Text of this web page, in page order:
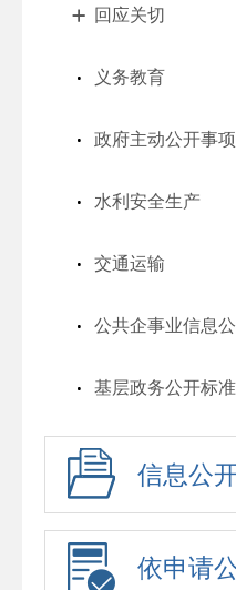
回应关切
义务教育
政府主动公开事
水利安全生产
交通运输
公共企事业信息
基层政务公开标
信息公
依申请